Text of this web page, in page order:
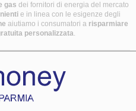
gas dei fornitori di energia del mercato
e in linea con le esigenze degli
aiutiamo i consumatori a risparmiare
personalizzata.